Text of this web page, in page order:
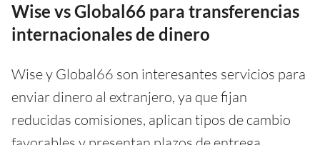
Wise vs Global66 para transferencias
internacionales de dinero
Wise y Global66 son interesantes servicios para
enviar dinero al extranjero, ya que fijan
reducidas comisiones, aplican tipos de cambio